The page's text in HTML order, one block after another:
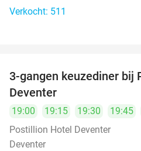
Verkocht: 511
3-gangen keuzediner bij
Deventer
19:00 19:15 19:30 19:45
Postillion Hotel Deventer
Deventer